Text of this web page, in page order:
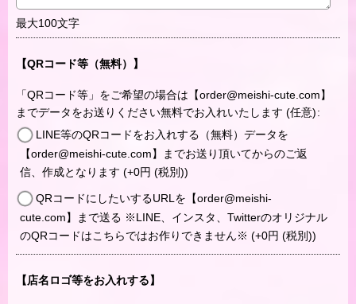
最大100文字
【QRコード等（無料）】
「QRコード等」をご希望の場合は【order@meishi-cute.com】
までデータをお送りください無料でお入れいたします (任意):
LINE等のQRコードをお入れする（無料）データを
【order@meishi-cute.com】までお送り頂いてからのご返
信、作成となります (+0円 (税別))
QRコードにしたいするURLを【order@meishi-
cute.com】まで送る ※LINE、インスタ、Twitterのオリジナル
のQRコードはこちらではお作りできません※ (+0円 (税別))
【店名ロゴ等をお入れする】